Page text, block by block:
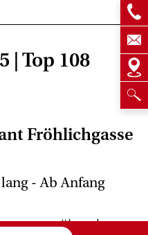
| Top 108
Fröhlichgasse
- Ab Anfang
gegenüber der